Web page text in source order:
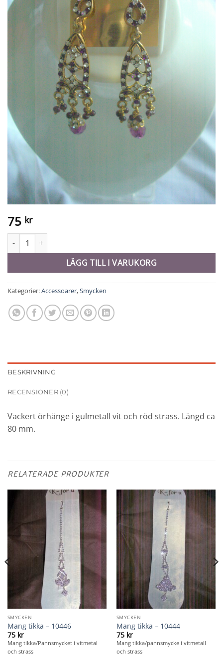
75 kr
Örhänge - 10532 mängd
LÄGG TILL I VARUKORG
Kategorier:Accessoarer,Smycken
BESKRIVNING
RECENSIONER (0)
Vackert örhänge i gulmetall vit och röd strass. Längd ca
80 mm.
RELATERADE PRODUKTER
SMYCKEN
Mang tikka – 10446
75 kr
Mang tikka/Pannsmycket i vitmetal
och strass
SMYCKEN
Mang tikka – 10444
75 kr
Mang tikka/pannsmycke i vitmetall
och strass